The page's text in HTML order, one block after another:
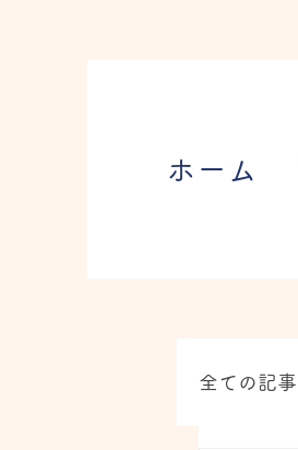
ホーム
全ての記事